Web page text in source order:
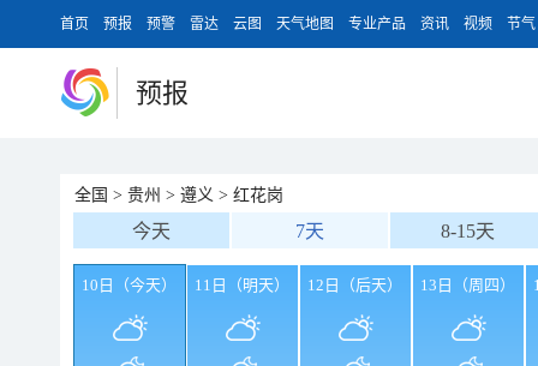
首页 预报 预警 雷达 云图 天气地图 专业产品 资讯 视频 节气
预报
全国 > 贵州 > 遵义 > 红花岗
今天 7天 8-15天
10日（今天） 11日（明天） 12日（后天） 13日（周四）